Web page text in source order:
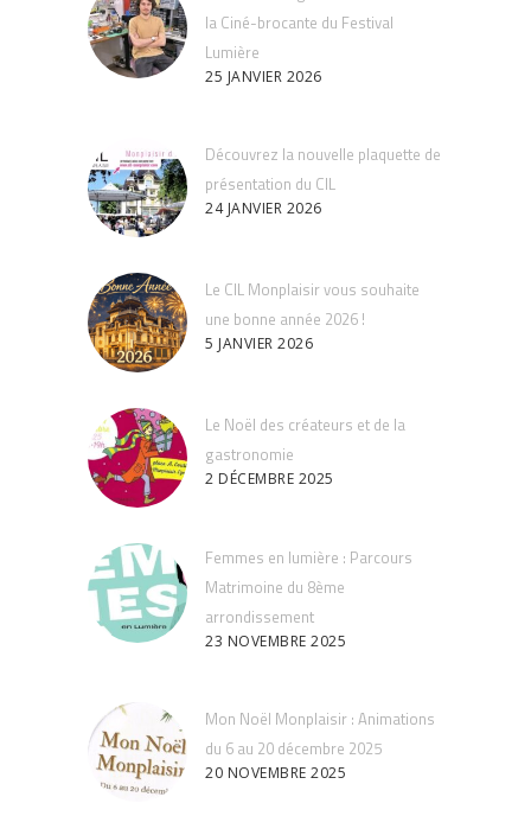
la Ciné-brocante du Festival
Lumière
25 JANVIER 2026
Découvrez la nouvelle plaquette de
présentation du CIL
24 JANVIER 2026
Le CIL Monplaisir vous souhaite
une bonne année 2026 !
5 JANVIER 2026
Le Noël des créateurs et de la
gastronomie
2 DÉCEMBRE 2025
Femmes en lumière : Parcours
Matrimoine du 8ème
arrondissement
23 NOVEMBRE 2025
Mon Noël Monplaisir : Animations
du 6 au 20 décembre 2025
20 NOVEMBRE 2025